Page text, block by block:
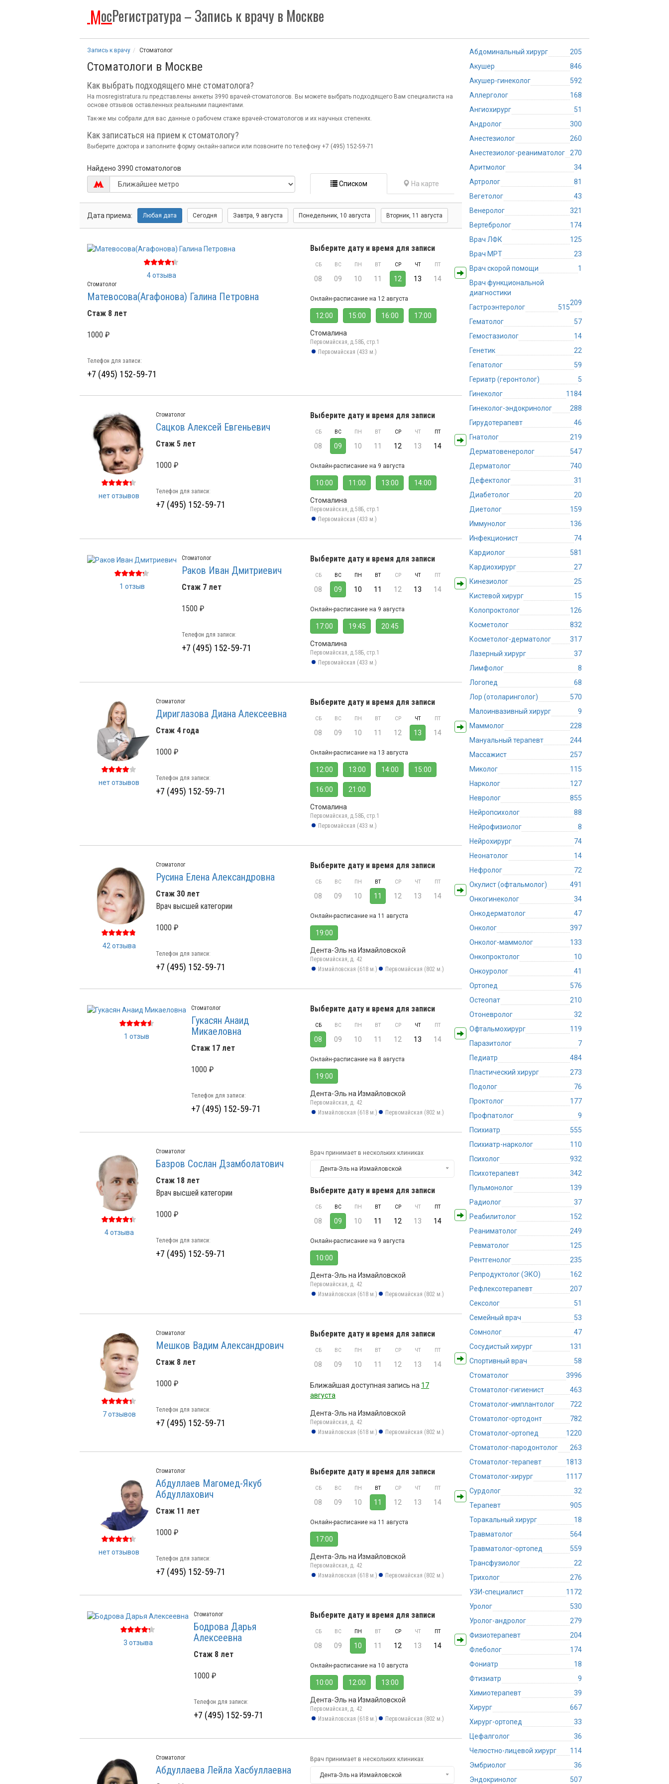
МосРегистратура– Запись к врачу в Москве
Запись к врачу Стоматолог
Стоматологи в Москве
Как выбрать подходящего мне стоматолога?
На mosregistratura.ru представлены анкеты 3990 врачей-стоматологов. Вы можете выбрать подходящего Вам специалиста на
основе отзывов оставленных реальными пациентами.
Так-же мы собрали для вас данные о рабочем стаже врачей-стоматологов и их научных степенях.
Как записаться на прием к стоматологу?
Выберите доктора и заполните форму онлайн-записи или позвоните по телефону +7 (495) 152-59-71
Найдено 3990 стоматологов
Списком
На карте
Дата приема: Любая дата Сегодня Завтра, 9 августа Понедельник, 10 августа Вторник, 11 августа
4 отзыва
Стоматолог
Матевосова(Агафонова) Галина Петровна
Стаж 8 лет
1000 ₽
Телефон для записи:
+7 (495) 152-59-71
Выберите дату и время для записи
СБ
08
ВС
09
ПН
10
ВТ
11
СР
12
ЧТ
13
ПТ
14
Онлайн-расписание на 12 августа
12:00 15:00 16:00 17:00
Стомалина
Первомайская, д.58Б, стр.1
Первомайская (433 м.)
нет отзывов
Стоматолог
Сацков Алексей Евгеньевич
Стаж 5 лет
1000 ₽
Телефон для записи:
+7 (495) 152-59-71
Выберите дату и время для записи
СБ
08
ВС
09
ПН
10
ВТ
11
СР
12
ЧТ
13
ПТ
14
Онлайн-расписание на 9 августа
10:00 11:00 13:00 14:00
Стомалина
Первомайская, д.58Б, стр.1
Первомайская (433 м.)
1 отзыв
Стоматолог
Раков Иван Дмитриевич
Стаж 7 лет
1500 ₽
Телефон для записи:
+7 (495) 152-59-71
Выберите дату и время для записи
СБ
08
ВС
09
ПН
10
ВТ
11
СР
12
ЧТ
13
ПТ
14
Онлайн-расписание на 9 августа
17:00 19:45 20:45
Стомалина
Первомайская, д.58Б, стр.1
Первомайская (433 м.)
нет отзывов
Стоматолог
Дириглазова Диана Алексеевна
Стаж 4 года
1000 ₽
Телефон для записи:
+7 (495) 152-59-71
Выберите дату и время для записи
СБ
08
ВС
09
ПН
10
ВТ
11
СР
12
ЧТ
13
ПТ
14
Онлайн-расписание на 13 августа
12:00 13:00 14:00 15:00
16:00 21:00
Стомалина
Первомайская, д.58Б, стр.1
Первомайская (433 м.)
42 отзыва
Стоматолог
Русина Елена Александровна
Стаж 30 лет
Врач высшей категории
1000 ₽
Телефон для записи:
+7 (495) 152-59-71
Выберите дату и время для записи
СБ
08
ВС
09
ПН
10
ВТ
11
СР
12
ЧТ
13
ПТ
14
Онлайн-расписание на 11 августа
19:00
Дента-Эль на Измайловской
Первомайская, д. 42
Измайловская (618 м.)
Первомайская (802 м.)
1 отзыв
Стоматолог
Гукасян Анаид
Микаеловна
Стаж 17 лет
1000 ₽
Телефон для записи:
+7 (495) 152-59-71
Выберите дату и время для записи
СБ
08
ВС
09
ПН
10
ВТ
11
СР
12
ЧТ
13
ПТ
14
Онлайн-расписание на 8 августа
19:00
Дента-Эль на Измайловской
Первомайская, д. 42
Измайловская (618 м.)
Первомайская (802 м.)
4 отзыва
Стоматолог
Базров Сослан Дзамболатович
Стаж 18 лет
Врач высшей категории
1000 ₽
Телефон для записи:
+7 (495) 152-59-71
Врач принимает в нескольких клиниках
Дента-Эль на Измайловской
Выберите дату и время для записи
СБ
08
ВС
09
ПН
10
ВТ
11
СР
12
ЧТ
13
ПТ
14
Онлайн-расписание на 9 августа
10:00
Дента-Эль на Измайловской
Первомайская, д. 42
Измайловская (618 м.)
Первомайская (802 м.)
7 отзывов
Стоматолог
Мешков Вадим Александрович
Стаж 8 лет
1000 ₽
Телефон для записи:
+7 (495) 152-59-71
Выберите дату и время для записи
СБ
08
ВС
09
ПН
10
ВТ
11
СР
12
ЧТ
13
ПТ
14
Ближайшая доступная запись на 17
августа
Дента-Эль на Измайловской
Первомайская, д. 42
Измайловская (618 м.)
Первомайская (802 м.)
нет отзывов
Стоматолог
Абдуллаев Магомед-Якуб
Абдуллахович
Стаж 11 лет
1000 ₽
Телефон для записи:
+7 (495) 152-59-71
Выберите дату и время для записи
СБ
08
ВС
09
ПН
10
ВТ
11
СР
12
ЧТ
13
ПТ
14
Онлайн-расписание на 11 августа
17:00
Дента-Эль на Измайловской
Первомайская, д. 42
Измайловская (618 м.)
Первомайская (802 м.)
3 отзыва
Стоматолог
Бодрова Дарья
Алексеевна
Стаж 8 лет
1000 ₽
Телефон для записи:
+7 (495) 152-59-71
Выберите дату и время для записи
СБ
08
ВС
09
ПН
10
ВТ
11
СР
12
ЧТ
13
ПТ
14
Онлайн-расписание на 10 августа
10:00 12:00 13:00
Дента-Эль на Измайловской
Первомайская, д. 42
Измайловская (618 м.)
Первомайская (802 м.)
Стоматолог
Абдуллаева Лейла Хасбуллаевна
Врач принимает в нескольких клиниках
Дента-Эль на Измайловской
Абдоминальный хирург
205
Акушер
846
Акушер-гинеколог
592
Аллерголог
168
Ангиохирург
51
Андролог
300
Анестезиолог
260
Анестезиолог-реаниматолог
270
Аритмолог
34
Артролог
81
Вегетолог
43
Венеролог
321
Вертебролог
174
Врач ЛФК
125
Врач МРТ
23
Врач скорой помощи
1
Врач функциональной
диагностики
209
Гастроэнтеролог
515
Гематолог
57
Гемостазиолог
14
Генетик
22
Гепатолог
59
Гериатр (геронтолог)
5
Гинеколог
1184
Гинеколог-эндокринолог
288
Гирудотерапевт
46
Гнатолог
219
Дерматовенеролог
547
Дерматолог
740
Дефектолог
31
Диабетолог
20
Диетолог
159
Иммунолог
136
Инфекционист
74
Кардиолог
581
Кардиохирург
27
Кинезиолог
25
Кистевой хирург
15
Колопроктолог
126
Косметолог
832
Косметолог-дерматолог
317
Лазерный хирург
37
Лимфолог
8
Логопед
68
Лор (отоларинголог)
570
Малоинвазивный хирург
9
Маммолог
228
Мануальный терапевт
244
Массажист
257
Миколог
115
Нарколог
127
Невролог
855
Нейропсихолог
88
Нейрофизиолог
8
Нейрохирург
74
Неонатолог
14
Нефролог
72
Окулист (офтальмолог)
491
Онкогинеколог
34
Онкодерматолог
47
Онколог
397
Онколог-маммолог
133
Онкопроктолог
10
Онкоуролог
41
Ортопед
576
Остеопат
210
Отоневролог
32
Офтальмохирург
119
Паразитолог
7
Педиатр
484
Пластический хирург
273
Подолог
76
Проктолог
177
Профпатолог
9
Психиатр
555
Психиатр-нарколог
110
Психолог
932
Психотерапевт
342
Пульмонолог
139
Радиолог
37
Реабилитолог
152
Реаниматолог
249
Ревматолог
125
Рентгенолог
235
Репродуктолог (ЭКО)
162
Рефлексотерапевт
207
Сексолог
51
Семейный врач
53
Сомнолог
47
Сосудистый хирург
131
Спортивный врач
58
Стоматолог
3996
Стоматолог-гигиенист
463
Стоматолог-имплантолог
722
Стоматолог-ортодонт
782
Стоматолог-ортопед
1220
Стоматолог-пародонтолог
263
Стоматолог-терапевт
1813
Стоматолог-хирург
1117
Сурдолог
32
Терапевт
905
Торакальный хирург
18
Травматолог
564
Травматолог-ортопед
559
Трансфузиолог
22
Трихолог
276
УЗИ-специалист
1172
Уролог
530
Уролог-андролог
279
Физиотерапевт
204
Флеболог
174
Фониатр
18
Фтизиатр
9
Химиотерапевт
39
Хирург
667
Хирург-ортопед
33
Цефалголог
36
Челюстно-лицевой хирург
114
Эмбриолог
36
Эндокринолог
507